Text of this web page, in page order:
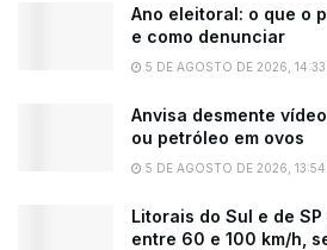
Ano eleitoral: o que o
e como denunciar
5 DE AGOSTO DE 2026,
Anvisa desmente
ou petróleo em ovos
5 DE AGOSTO DE 2026,
Litorais do Sul e de
entre 60 e 100 km/h,